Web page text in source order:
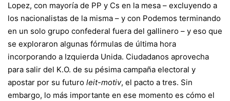
Lopez, con mayoría de PP y Cs en la mesa – excluyendo a
los nacionalistas de la misma – y con Podemos terminando
en un solo grupo confederal fuera del gallinero – y eso que
se exploraron algunas fórmulas de última hora
incorporando a Izquierda Unida. Ciudadanos aprovecha
para salir del K.O. de su pésima campaña electoral y
apostar por su futuro leit-motiv, el pacto a tres. Sin
embargo, lo más importante en ese momento es cómo el